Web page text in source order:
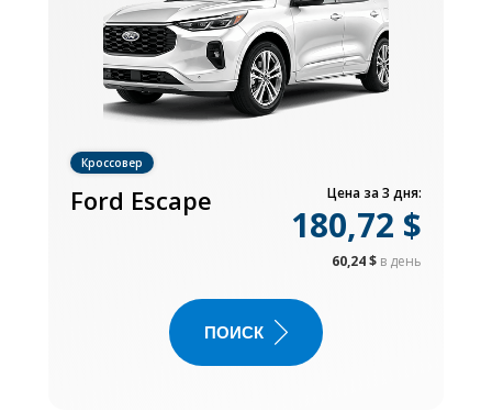
Кроссовер
Ford Escape Цена за 3 дня:
180,72 $
60,24 $ в день
ПОИСК